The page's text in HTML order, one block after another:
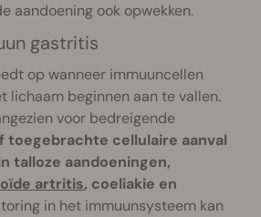
aandoening ook opwekken.
gastritis
op wanneer immuuncellen
lichaam beginnen aan te vallen.
voor bedreigende
toegebrachte cellulaire aanval
talloze aandoeningen,
artritis, coeliakie en
in het immuunsysteem kan